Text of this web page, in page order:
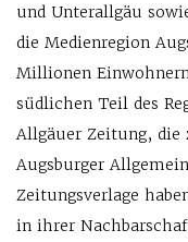
und Unterallgäu
die Medienregion
Millionen
südlichen Teil des
Allgäuer Zeitung, die
Augsburger
Zeitungsverlage
in ihrer